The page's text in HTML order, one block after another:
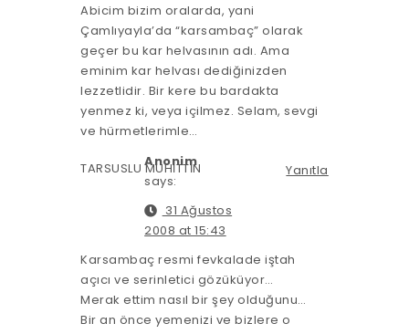
Abicim bizim oralarda, yani
Çamlıyayla’da “karsambaç” olarak
geçer bu kar helvasının adı. Ama
eminim kar helvası dediğinizden
lezzetlidir. Bir kere bu bardakta
yenmez ki, veya içilmez. Selam, sevgi
ve hürmetlerimle…
TARSUSLU MUHİTTİN Yanıtla
Anonim
says:
31 Ağustos
2008 at 15:43
Karsambaç resmi fevkalade iştah
açıcı ve serinletici gözüküyor…
Merak ettim nasıl bir şey olduğunu…
Bir an önce yemenizi ve bizlere o